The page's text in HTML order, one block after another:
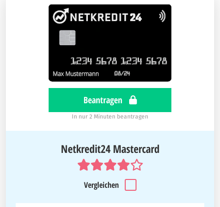
Beantragen
In nur 2 Minuten beantragen
Netkredit24 Mastercard
Vergleichen